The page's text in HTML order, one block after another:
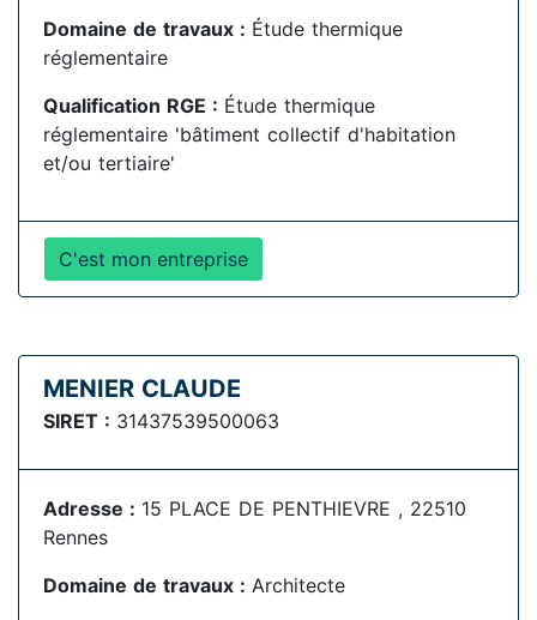
Domaine de travaux : Étude thermique
réglementaire
Qualification RGE : Étude thermique
réglementaire 'bâtiment collectif d'habitation
et/ou tertiaire'
C'est mon entreprise
MENIER CLAUDE
SIRET : 31437539500063
Adresse : 15 PLACE DE PENTHIEVRE , 22510
Rennes
Domaine de travaux : Architecte